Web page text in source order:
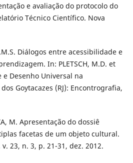
e avaliação do protocolo do
Técnico Científico. Nova
Diálogos entre acessibilidade e
In: PLETSCH, M.D. et
Desenho Universal na
Goytacazes (RJ): Encontrografia,
M. Apresentação do dossiê
facetas de um objeto cultural.
23, n. 3, p. 21-31, dez. 2012.